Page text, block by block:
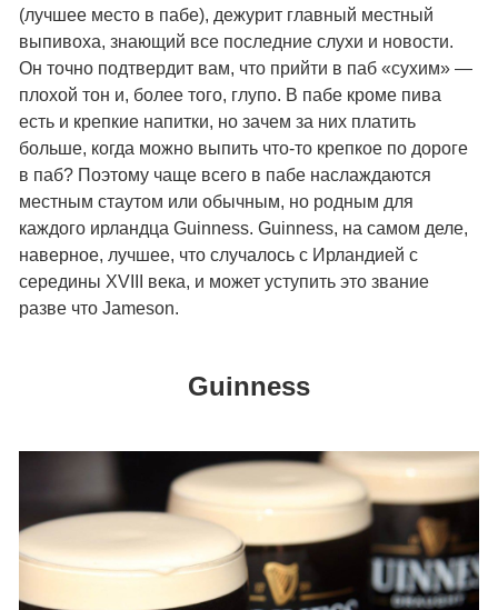
(лучшее место в пабе), дежурит главный местный
выпивоха, знающий все последние слухи и новости.
Он точно подтвердит вам, что прийти в паб «сухим» —
плохой тон и, более того, глупо. В пабе кроме пива
есть и крепкие напитки, но зачем за них платить
больше, когда можно выпить что-то крепкое по дороге
в паб? Поэтому чаще всего в пабе наслаждаются
местным стаутом или обычным, но родным для
каждого ирландца Guinness. Guinness, на самом деле,
наверное, лучшее, что случалось с Ирландией с
середины XVIII века, и может уступить это звание
разве что Jameson.
Guinness